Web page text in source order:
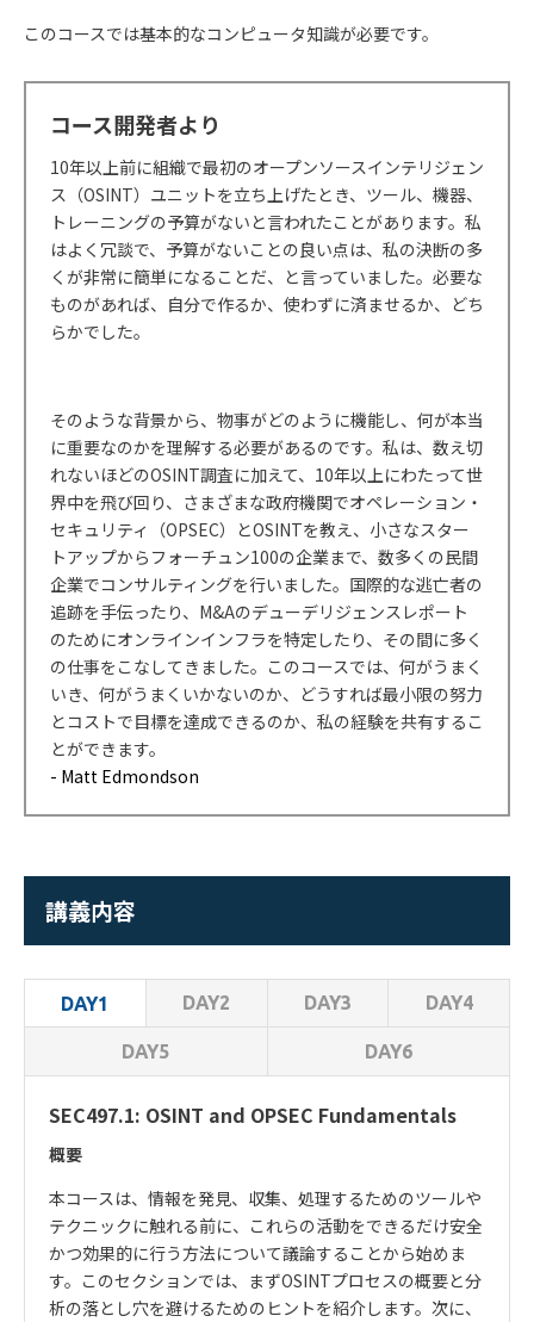
このコースでは基本的なコンピュータ知識が必要です。
コース開発者より
10年以上前に組織で最初のオープンソースインテリジェン
ス（OSINT）ユニットを立ち上げたとき、ツール、機器、
トレーニングの予算がないと言われたことがあります。私
はよく冗談で、予算がないことの良い点は、私の決断の多
くが非常に簡単になることだ、と言っていました。必要な
ものがあれば、自分で作るか、使わずに済ませるか、どち
らかでした。
そのような背景から、物事がどのように機能し、何が本当
に重要なのかを理解する必要があるのです。私は、数え切
れないほどのOSINT調査に加えて、 10年以上にわたって世
界中を飛び回り、さまざまな政府機関でオペレーション・
セキュリティ（OPSEC）とOSINTを教え、小さなスター
トアップからフォーチュン100の企業まで、数多くの民間
企業でコンサルティングを行いました。国際的な逃亡者の
追跡を手伝ったり、 M&Aのデューデリジェンスレポート
のためにオンラインインフラを特定したり、その間に多く
の仕事をこなしてきました。このコースでは、何がうまく
いき、何がうまくいかないのか、どうすれば最小限の努力
とコストで目標を達成できるのか、私の経験を共有するこ
とができます。
- Matt Edmondson
講義内容
DAY1 DAY2 DAY3 DAY4
DAY5 DAY6
SEC497.1: OSINT and OPSEC Fundamentals
概要
本コースは、情報を発見、収集、処理するためのツールや
テクニックに触れる前に、これらの活動をできるだけ安全
かつ効果的に行う方法について議論することから始めま
す。このセクションでは、まずOSINTプロセスの概要と分
析の落とし穴を避けるためのヒントを紹介します。次に、